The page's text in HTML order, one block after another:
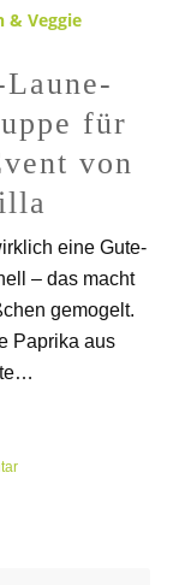
& Veggie
für
von
eine Gute-
– das macht
gemogelt.
Paprika aus